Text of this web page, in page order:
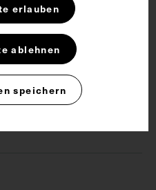
Internist
erlauben
ablehnen
speichern